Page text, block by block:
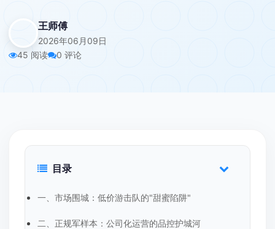
王师傅
2026年06月09日
45 阅读
0 评论
目录
一、市场围城：低价游击队的"甜蜜陷阱"
二、正规军样本：公司化运营的品控护城河